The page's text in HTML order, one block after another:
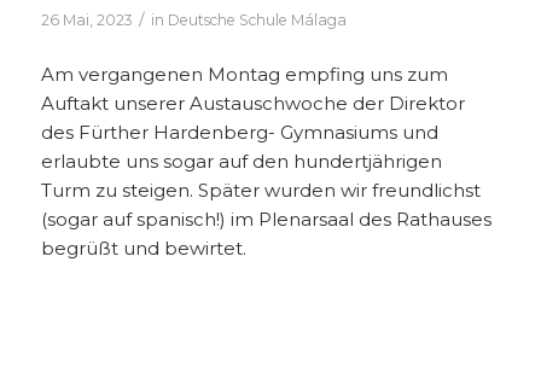
26 Mai, 2023 / in Deutsche Schule Málaga
Am vergangenen Montag empfing uns zum
Auftakt unserer Austauschwoche der Direktor
des Fürther Hardenberg- Gymnasiums und
erlaubte uns sogar auf den hundertjährigen
Turm zu steigen. Später wurden wir freundlichst
(sogar auf spanisch!) im Plenarsaal des Rathauses
begrüßt und bewirtet.